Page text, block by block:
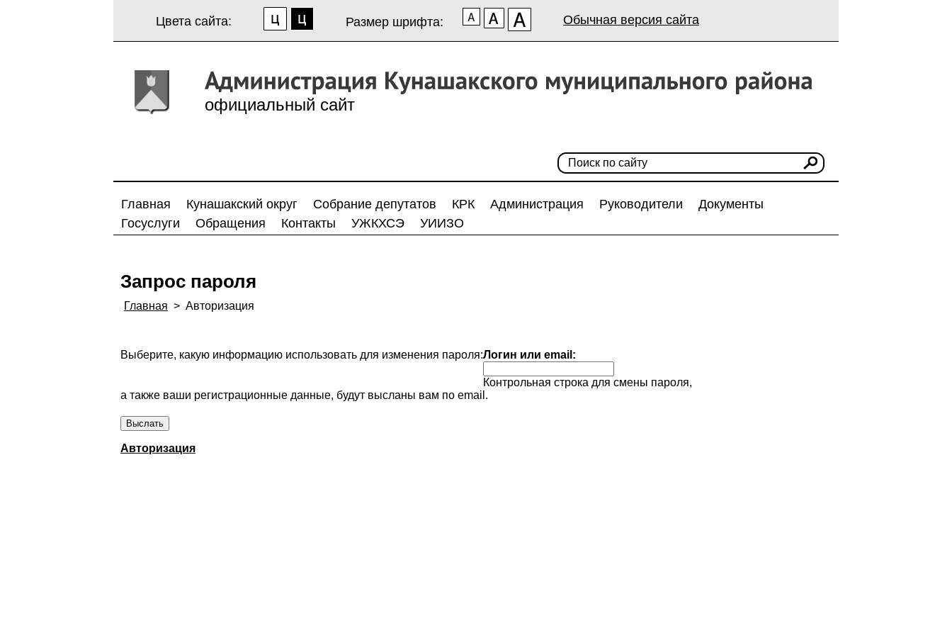
Цвета сайта: Размер шрифта: Обычная версия сайта
официальный сайт
Главная Кунашакский округ Собрание депутатов КРК Администрация Руководители
Документы
Госуслуги
Обращения Контакты УЖКХСЭ УИИЗО
Запрос пароля
Главная > Авторизация
Выберите, какую информацию использовать для изменения пароля:Логин или email:
Контрольная строка для смены пароля,
а также ваши регистрационные данные, будут высланы вам по email.
Авторизация